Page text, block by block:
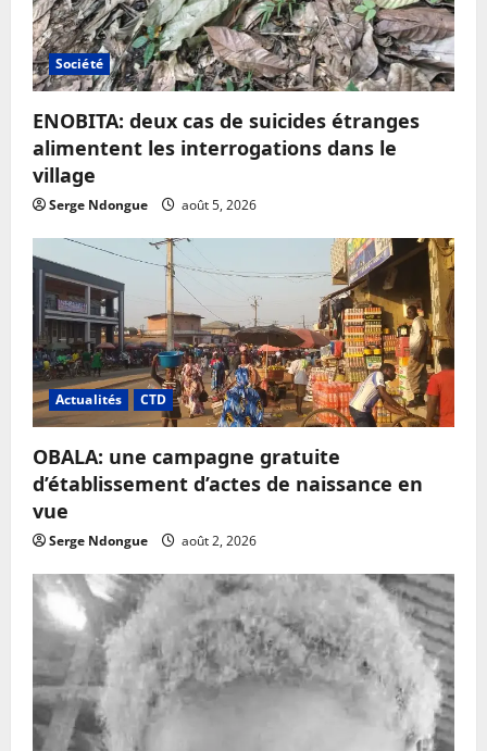
Société
ENOBITA: deux cas de suicides étranges
alimentent les interrogations dans le
village
Serge Ndongue août 5, 2026
Actualités CTD
OBALA: une campagne gratuite
d’établissement d’actes de naissance en
vue
Serge Ndongue août 2, 2026